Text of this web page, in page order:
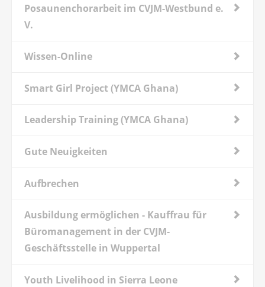
Posaunenchorarbeit im CVJM-Westbund e.
V.
Wissen-Online
Smart Girl Project (YMCA Ghana)
Leadership Training (YMCA Ghana)
Gute Neuigkeiten
Aufbrechen
Ausbildung ermöglichen - Kauffrau für
Büromanagement in der CVJM-
Geschäftsstelle in Wuppertal
Youth Livelihood in Sierra Leone